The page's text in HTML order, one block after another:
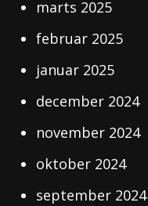
marts 2025
februar 2025
januar 2025
december 2024
november 2024
oktober 2024
september 2024